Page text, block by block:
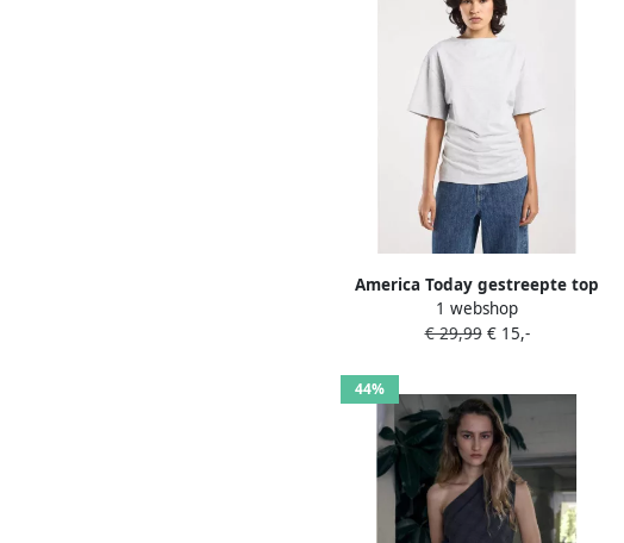
America Today gestreepte top
lichtgrijs
1 webshop
€ 29,99€ 15,-
44%